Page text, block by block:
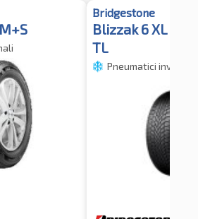
Bridgestone
Blizzak 6 XL
TL
Pneumatici invernali